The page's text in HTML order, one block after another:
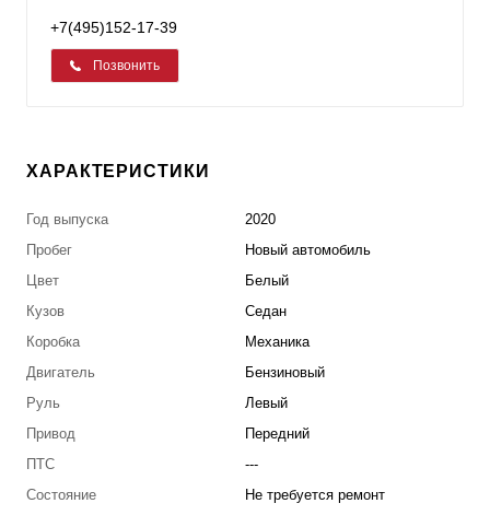
+7(495)152-17-39
Позвонить
ХАРАКТЕРИСТИКИ
Год выпуска
2020
Пробег
Новый автомобиль
Цвет
Белый
Кузов
Седан
Коробка
Механика
Двигатель
Бензиновый
Руль
Левый
Привод
Передний
ПТС
---
Состояние
Не требуется ремонт